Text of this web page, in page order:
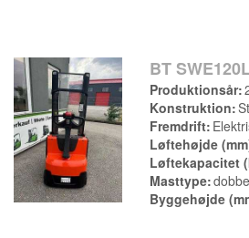
BT
Produktionsår
Konstruktion
Fremdrift
Løftehøjde
Løftekapacitet
Masttype
Byggehøjde